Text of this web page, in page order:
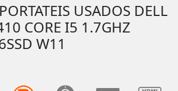
USADOS DELL
CORE I5 1.7GHZ
W11